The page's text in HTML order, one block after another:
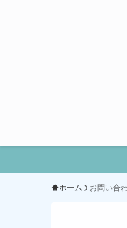
ホーム お問い合